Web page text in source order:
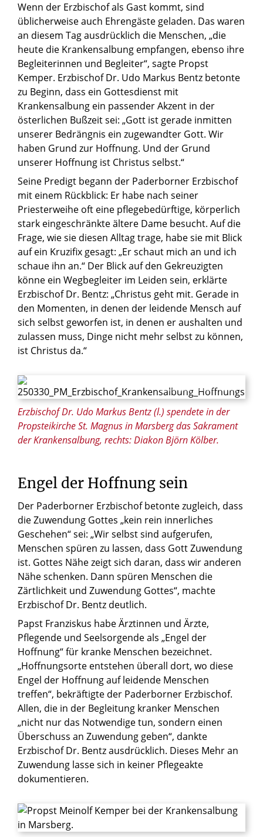
© Maria Aßhauer / Erzbistum Paderborn
Erzbischof Dr. Udo Markus Bentz (l.) spendete in der
Propsteikirche St. Magnus in Marsberg das Sakrament
der Krankensalbung, rechts: Diakon Björn Kölber.
Wenn der Erzbischof als Gast kommt, sind
üblicherweise auch Ehrengäste geladen. Das waren
an diesem Tag ausdrücklich die Menschen, „die
heute die Krankensalbung empfangen, ebenso ihre
Begleiterinnen und Begleiter“, sagte Propst
Kemper. Erzbischof Dr. Udo Markus Bentz betonte
zu Beginn, dass ein Gottesdienst mit
Krankensalbung ein passender Akzent in der
österlichen Bußzeit sei: „Gott ist gerade inmitten
unserer Bedrängnis ein zugewandter Gott. Wir
haben Grund zur Hoffnung. Und der Grund
unserer Hoffnung ist Christus selbst.“
Seine Predigt begann der Paderborner Erzbischof
mit einem Rückblick: Er habe nach seiner
Priesterweihe oft eine pflegebedürftige, körperlich
stark eingeschränkte ältere Dame besucht. Auf die
Frage, wie sie diesen Alltag trage, habe sie mit Blick
auf ein Kruzifix gesagt: „Er schaut mich an und ich
schaue ihn an.“ Der Blick auf den Gekreuzigten
könne ein Wegbegleiter im Leiden sein, erklärte
Erzbischof Dr. Bentz: „Christus geht mit. Gerade in
den Momenten, in denen der leidende Mensch auf
sich selbst geworfen ist, in denen er aushalten und
zulassen muss, Dinge nicht mehr selbst zu können,
ist Christus da.“
Engel der Hoffnung sein
Der Paderborner Erzbischof betonte zugleich, dass
die Zuwendung Gottes „kein rein innerliches
Geschehen“ sei: „Wir selbst sind aufgerufen,
Menschen spüren zu lassen, dass Gott Zuwendung
ist. Gottes Nähe zeigt sich daran, dass wir anderen
Nähe schenken. Dann spüren Menschen die
Zärtlichkeit und Zuwendung Gottes“, machte
Erzbischof Dr. Bentz deutlich.
Papst Franziskus habe Ärztinnen und Ärzte,
Pflegende und Seelsorgende als „Engel der
Hoffnung“ für kranke Menschen bezeichnet.
„Hoffnungsorte entstehen überall dort, wo diese
Engel der Hoffnung auf leidende Menschen
treffen“, bekräftigte der Paderborner Erzbischof.
Allen, die in der Begleitung kranker Menschen
„nicht nur das Notwendige tun, sondern einen
Überschuss an Zuwendung geben“, dankte
Erzbischof Dr. Bentz ausdrücklich. Dieses Mehr an
Zuwendung lasse sich in keiner Pflegeakte
dokumentieren.